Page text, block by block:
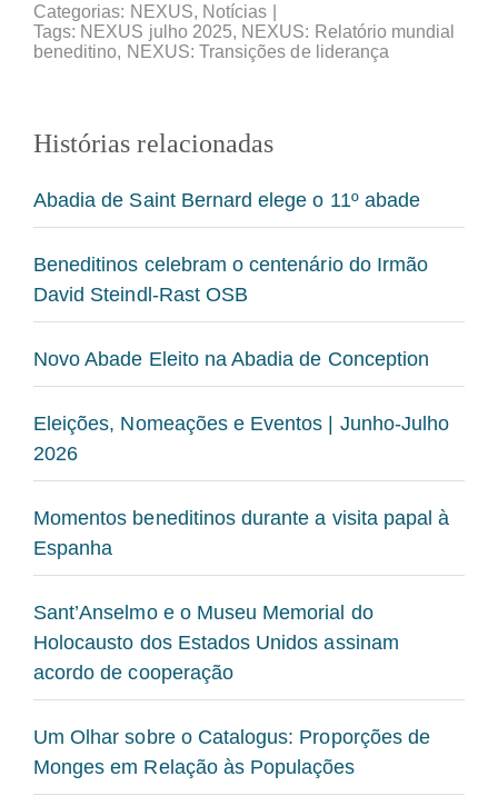
Categorias: NEXUS, Notícias
Tags: NEXUS julho 2025, NEXUS: Relatório mundial
beneditino, NEXUS: Transições de liderança
Histórias relacionadas
Abadia de Saint Bernard elege o 11º abade
Beneditinos celebram o centenário do Irmão
David Steindl-Rast OSB
Novo Abade Eleito na Abadia de Conception
Eleições, Nomeações e Eventos | Junho-Julho
2026
Momentos beneditinos durante a visita papal à
Espanha
Sant’Anselmo e o Museu Memorial do
Holocausto dos Estados Unidos assinam
acordo de cooperação
Um Olhar sobre o Catalogus: Proporções de
Monges em Relação às Populações